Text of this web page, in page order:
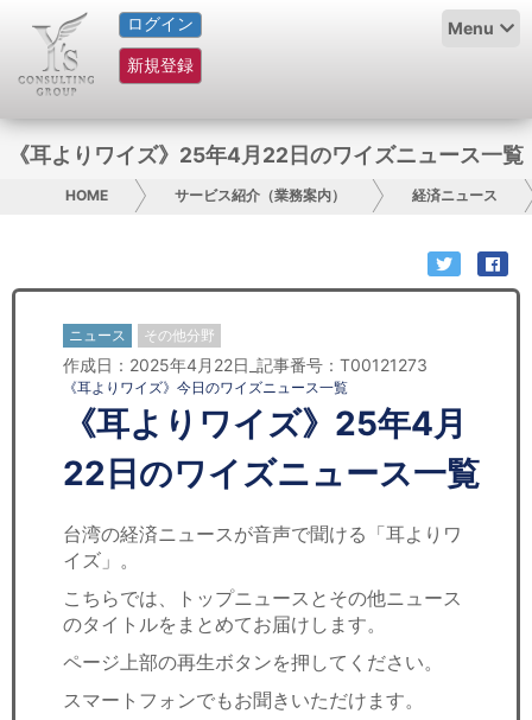
ログイン
新規登録
Menu
HOME
サービス紹介
グループ概要
日本人にPR
コンサルティング
リサーチ
セミナー
経済ニュース
労務顧問
ＩＴ
《耳よりワイズ》25年4月22日のワイズニュース一覧
HOME サービス紹介（業務案内） 経済ニュース
ニュース その他分野
作成日：2025年4月22日_記事番号：T00121273
《耳よりワイズ》今日のワイズニュース一覧
《耳よりワイズ》25年4月
22日のワイズニュース一覧
台湾の経済ニュースが音声で聞ける「耳よりワ
イズ」。
こちらでは、トップニュースとその他ニュース
のタイトルをまとめてお届けします。
ページ上部の再生ボタンを押してください。
スマートフォンでもお聞きいただけます。